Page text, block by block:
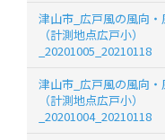
津山市_広戸風の風向・
（計測地点広戸小）
_20201005_20210118
津山市_広戸風の風向・
（計測地点広戸小）
_20201004_20210118